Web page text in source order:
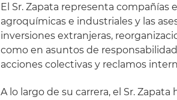
El Sr. Zapata representa compañías
agroquímicas e industriales y las
inversiones extranjeras,
como en asuntos de
acciones colectivas y reclamos
A lo largo de su carrera, el Sr.